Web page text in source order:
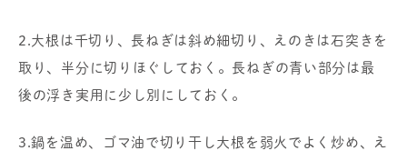
2.大根は千切り、長ねぎは斜め細切り、えのきは石突きを
取り、半分に切りほぐしておく。長ねぎの青い部分は最
後の浮き実用に少し別にしておく。
3.鍋を温め、ゴマ油で切り干し大根を弱火でよく炒め、え